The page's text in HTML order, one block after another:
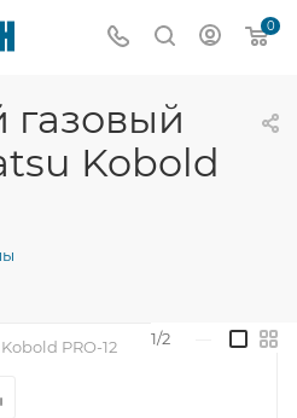
0
Kobold
Kobold PRO-12 1/2